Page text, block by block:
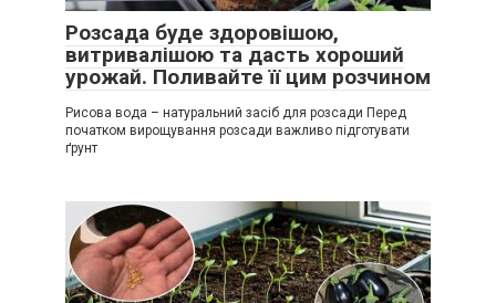
Розсада буде здоровішою,
витривалішою та дасть хороший
урожай. Поливайте її цим розчином
Рисова вода – натуральний засіб для розсади Перед
початком вирощування розсади важливо підготувати
ґрунт